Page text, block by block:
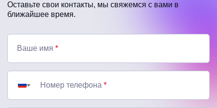
Оставьте свои контакты, мы свяжемся с вами в
ближайшее время.
Ваше имя *
Номер телефона *